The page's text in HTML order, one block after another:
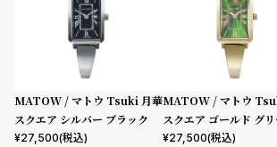
MATOW / マトウ Tsuki 月華
スクエア シルバー ブラック
¥27,500(税込)
MATOW / マトウ
スクエア ゴールド グ
¥27,500(税込)